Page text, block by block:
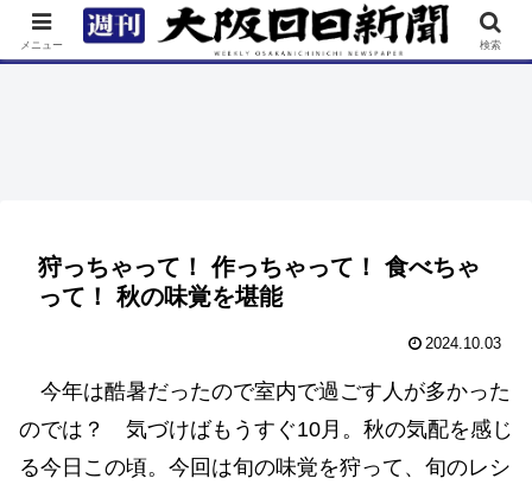
TOP 特集 ニュース 連載 街ネタ イベント
狩っちゃって！ 作っちゃって！ 食べちゃ
って！ 秋の味覚を堪能
2024.10.03
今年は酷暑だったので室内で過ごす人が多かった
のでは？ 気づけばもうすぐ10月。秋の気配を感じ
る今日この頃。今回は旬の味覚を狩って、旬のレシ
メニュー 検索